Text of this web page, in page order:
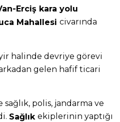
Erciş kara yolu
Mahallesi civarında
halinde devriye görevi
gelen hafif ticari
polis, jandarma ve
Sağlık ekiplerinin yaptığı